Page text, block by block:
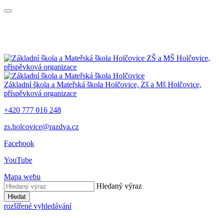
ZŠ a MŠ Holčovice,
příspěvková organizace
Základní škola a Mateřská škola Holčovice, Zš a Mš Holčovice,
příspěvková organizace
+420 777 016 248
zs.holcovice@razdva.cz
Facebook
YouTube
Mapa webu
Hledaný výraz
Hledat
rozšířené vyhledávání